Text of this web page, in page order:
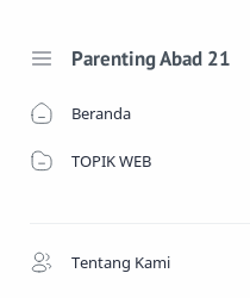
Parenting Abad 21
Beranda
TOPIK WEB
Tentang Kami